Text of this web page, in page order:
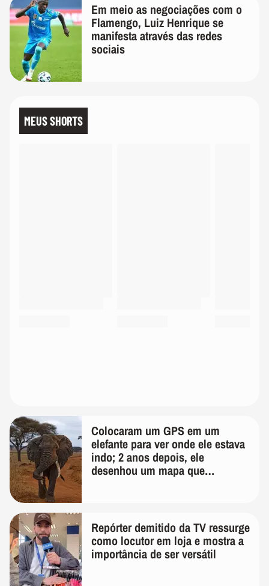
Em meio as negociações com o
Flamengo, Luiz Henrique se
manifesta através das redes
sociais
MEUS SHORTS
Colocaram um GPS em um
elefante para ver onde ele estava
indo; 2 anos depois, ele
desenhou um mapa que
Repórter demitido da TV ressurge
como locutor em loja e mostra a
importância de ser versátil